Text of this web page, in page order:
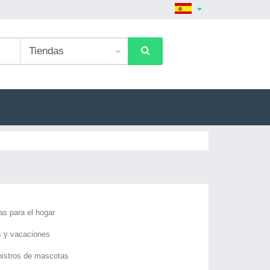
para el hogar
y vacaciones
de mascotas